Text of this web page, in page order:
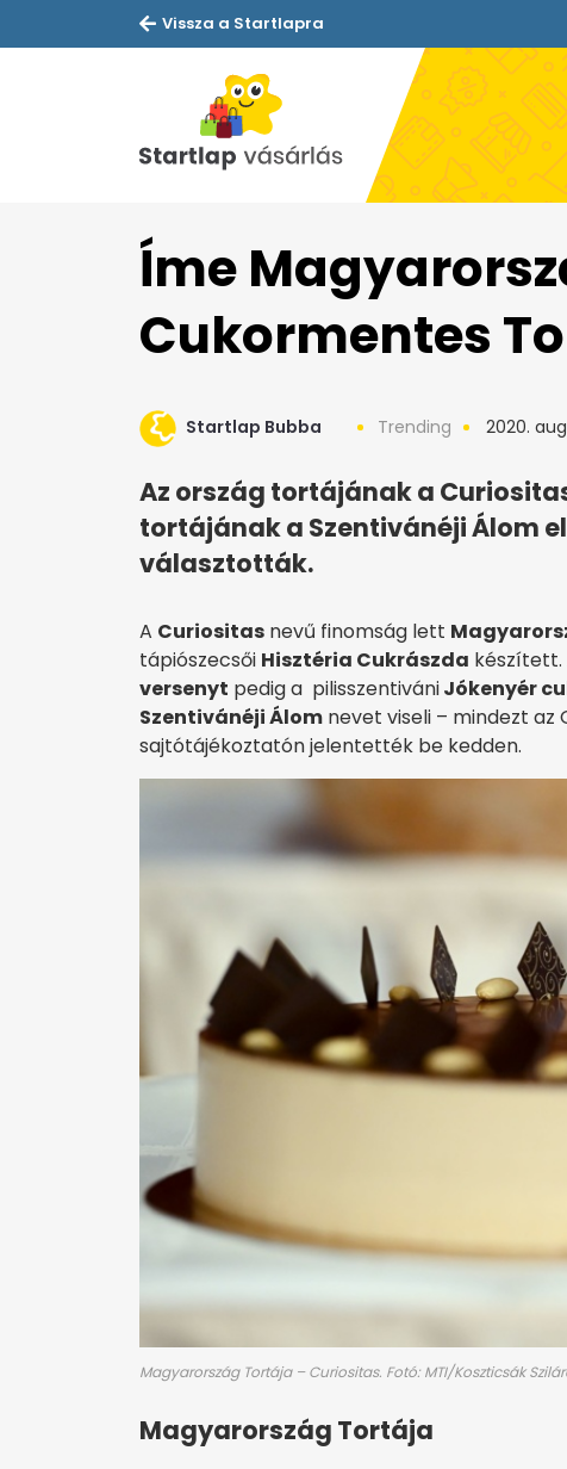
Vissza a Startlapra
Íme
Cukormentes
Startlap Bubba Trending 2020.
Az ország tortájának a
tortájának a Szentivánéji Álom
választották.
A Curiositas nevű finomság lett
tápiószecsői Hisztéria Cukrászda készített.
versenyt pedig a pilisszentivániJókenyér
Szentivánéji Álom nevet viseli – mindezt
sajtótájékoztatón jelentették be kedden.
Magyarország Tortája – Curiositas. Fotó: MTI/Koszticsák
Magyarország Tortája